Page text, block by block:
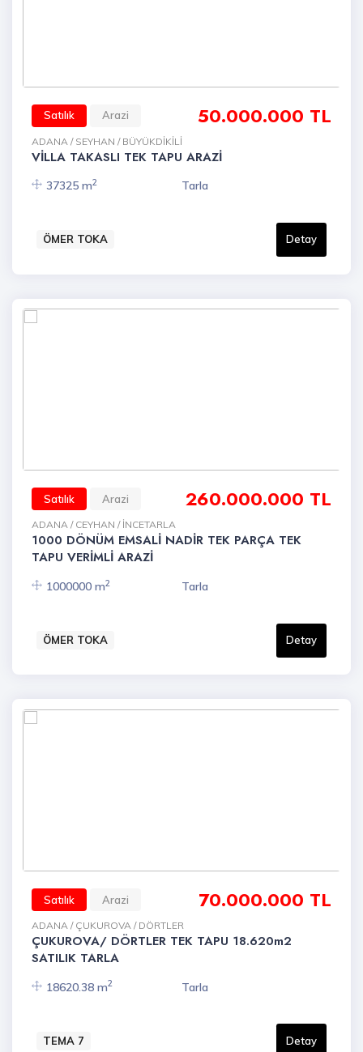
Satılık Arazi 50.000.000 TL
ADANA / SEYHAN / BÜYÜKDİKİLİ
VİLLA TAKASLI TEK TAPU ARAZİ
37325 m2 Tarla
ÖMER TOKA Detay
Satılık Arazi 260.000.000 TL
ADANA / CEYHAN / İNCETARLA
1000 DÖNÜM EMSALİ NADİR TEK PARÇA TEK
TAPU VERİMLİ ARAZİ
1000000 m2 Tarla
ÖMER TOKA Detay
Satılık Arazi 70.000.000 TL
ADANA / ÇUKUROVA / DÖRTLER
ÇUKUROVA/ DÖRTLER TEK TAPU 18.620m2
SATILIK TARLA
18620.38 m2 Tarla
TEMA 7 Detay